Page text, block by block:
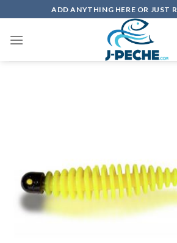
to
content
ADD ANYTHING HERE OR JUST